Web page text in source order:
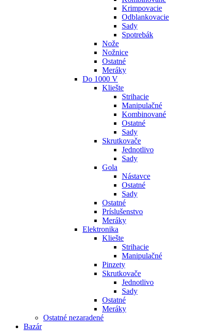
Krimpovacie
Odblankovacie
Sady
Spotrebák
Nože
Nožnice
Ostatné
Meráky
Do 1000 V
Kliešte
Strihacie
Manipulačné
Kombinované
Ostatné
Sady
Skrutkovače
Jednotlivo
Sady
Gola
Nástavce
Ostatné
Sady
Ostatné
Príslušenstvo
Meráky
Elektronika
Kliešte
Strihacie
Manipulačné
Pinzety
Skrutkovače
Jednotlivo
Sady
Ostatné
Meráky
Ostatné nezaradené
Bazár